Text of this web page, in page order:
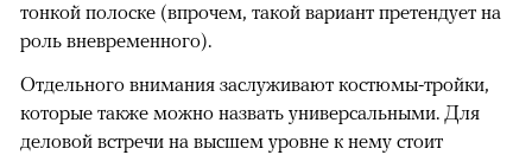
тонкой полоске (впрочем, такой вариант претендует на
роль вневременного).
Отдельного внимания заслуживают костюмы-тройки,
которые также можно назвать универсальными. Для
деловой встречи на высшем уровне к нему стоит